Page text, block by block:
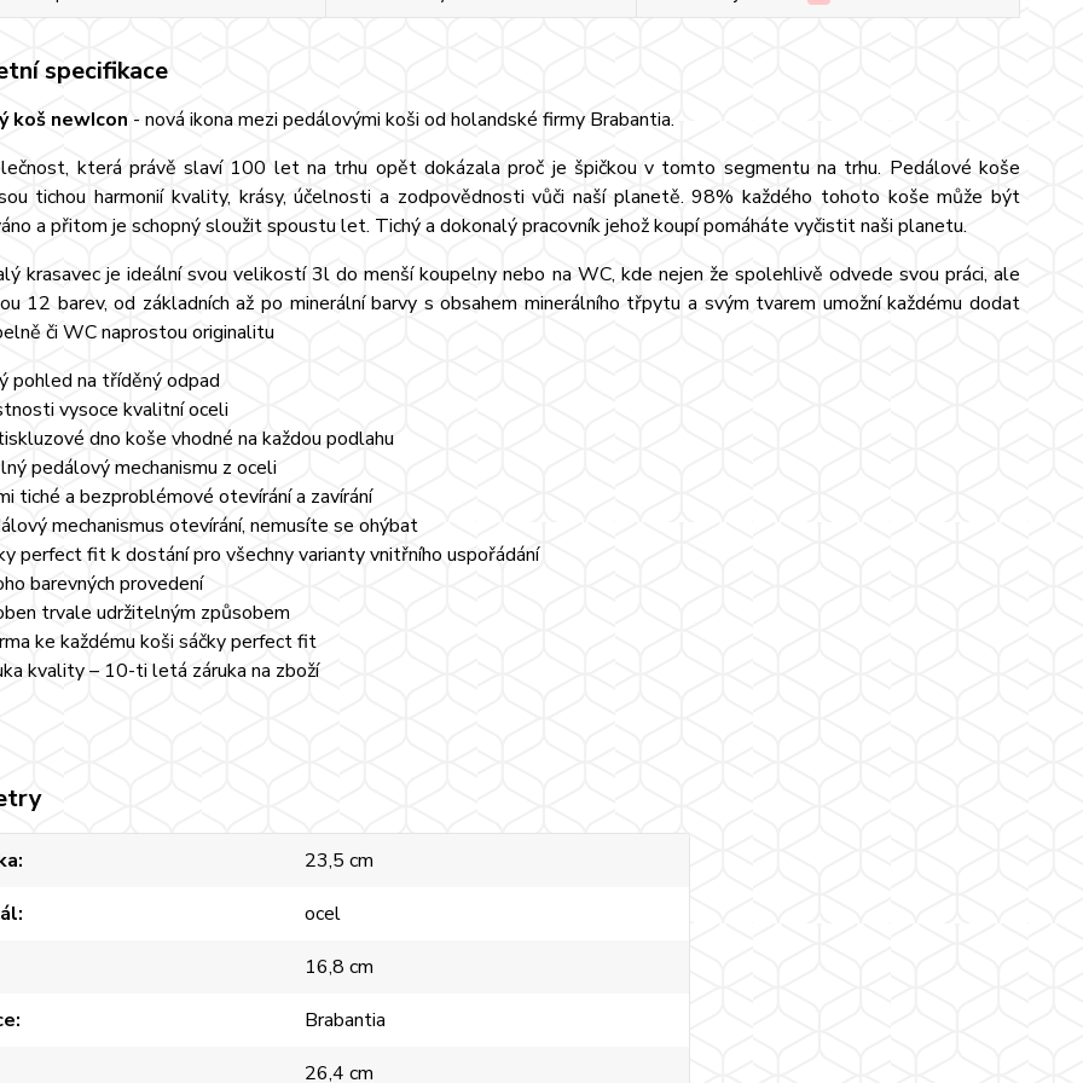
specifikace
koš newIcon - nová ikona mezi pedálovými koši od holandské firmy Brabantia.
která právě slaví 100 let na trhu opět dokázala proč je špičkou v tomto segmentu na trhu. Pedálové koše
tichou harmonií kvality, krásy, účelnosti a zodpovědnosti vůči naší planetě. 98% každého tohoto koše může být
a přitom je schopný sloužit spoustu let. Tichý a dokonalý pracovník jehož koupí pomáháte vyčistit naši planetu.
krasavec je ideální svou velikostí 3l do menší koupelny nebo na WC, kde nejen že spolehlivě odvede svou práci, ale
12 barev, od základních až po minerální barvy s obsahem minerálního třpytu a svým tvarem umožní každému dodat
či WC naprostou originalitu
pohled na tříděný odpad
vysoce kvalitní oceli
dno koše vhodné na každou podlahu
pedálový mechanismu z oceli
tiché a bezproblémové otevírání a zavírání
mechanismus otevírání, nemusíte se ohýbat
perfect fit k dostání pro všechny varianty vnitřního uspořádání
barevných provedení
trvale udržitelným způsobem
ke každému koši sáčky perfect fit
kvality – 10-ti letá záruka na zboží
23,5 cm
ocel
16,8 cm
Brabantia
26,4 cm